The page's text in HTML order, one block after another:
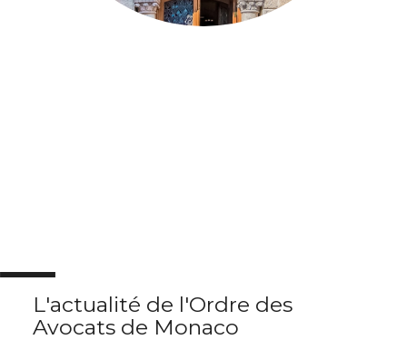
L'actualité de l'Ordre des
Avocats de Monaco